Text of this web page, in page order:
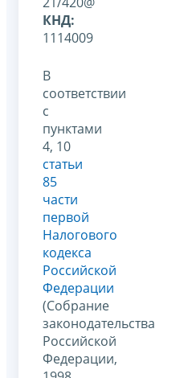
КНД:
1114009
В
соответствии
с
пунктами
4, 10
статьи
85
части
первой
Налогового
кодекса
Российской
Федерации
(Собрание
законодательства
Российской
Федерации,